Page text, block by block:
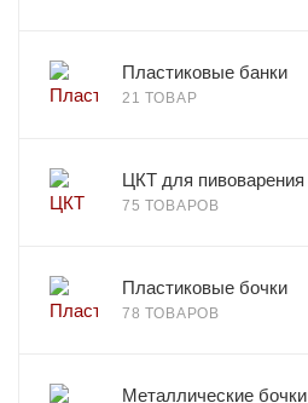
Пластиковые банки
21 ТОВАР
ЦКТ для пивоварения
75 ТОВАРОВ
Пластиковые бочки
78 ТОВАРОВ
Металлические бочки